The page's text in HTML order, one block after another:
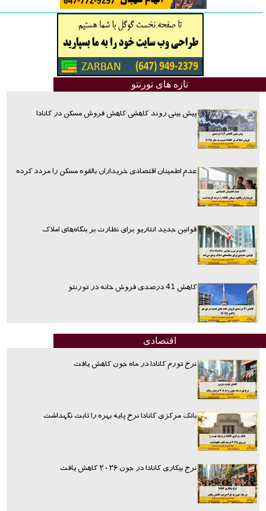
تازه های تورنتو
پیش بینی روند کاهشی کاهش فروش مسکن در کانادا
عدم اطمینان اقتصادی خریداران بالقوه مسکن را مردد کرده
قوانین جدید انتاریو برای نظارت بر بنگاه‌های املاک
کاهش 41 درصدی فروش خانه در تورنتو
اقتصادی
نرخ تورم کانادا در ماه جون کاهش یافت
بانک مرکزی کانادا نرخ پایه بهره را ثابت نگهداشت
نرخ بیکاری کانادا در جون ۲۰۲۶ کاهش یافت